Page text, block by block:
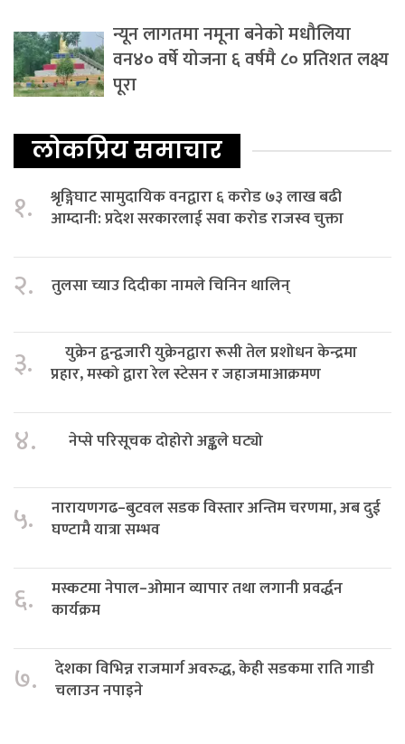
न्यून लागतमा नमूना बनेको मधौलिया
वन४० वर्षे योजना ६ वर्षमै ८० प्रतिशत लक्ष्य
पूरा
लोकप्रिय समाचार
१.
श्रृङ्गिघाट सामुदायिक वनद्वारा ६ करोड ७३ लाख बढी
आम्दानी: प्रदेश सरकारलाई सवा करोड राजस्व चुक्ता
२. तुलसा च्याउ दिदीका नामले चिनिन थालिन्
३.
युक्रेन द्वन्द्वजारी युक्रेनद्वारा रूसी तेल प्रशोधन केन्द्रमा
प्रहार, मस्को द्वारा रेल स्टेसन र जहाजमाआक्रमण
४. नेप्से परिसूचक दोहोरो अङ्कले घट्यो
५.
नारायणगढ–बुटवल सडक विस्तार अन्तिम चरणमा, अब दुई
घण्टामै यात्रा सम्भव
६.
मस्कटमा नेपाल–ओमान व्यापार तथा लगानी प्रवर्द्धन
कार्यक्रम
७.
देशका विभिन्न राजमार्ग अवरुद्ध, केही सडकमा राति गाडी
चलाउन नपाइने